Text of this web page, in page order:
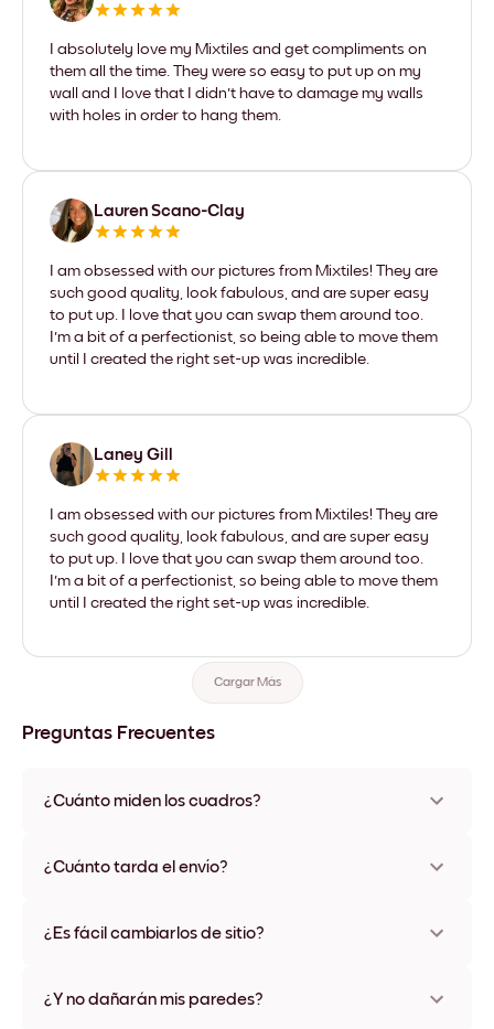
I absolutely love my Mixtiles and get compliments on
them all the time. They were so easy to put up on my
wall and I love that I didn't have to damage my walls
with holes in order to hang them.
Lauren Scano-Clay
I am obsessed with our pictures from Mixtiles! They are
such good quality, look fabulous, and are super easy
to put up. I love that you can swap them around too.
I'm a bit of a perfectionist, so being able to move them
until I created the right set-up was incredible.
Laney Gill
I am obsessed with our pictures from Mixtiles! They are
such good quality, look fabulous, and are super easy
to put up. I love that you can swap them around too.
I'm a bit of a perfectionist, so being able to move them
until I created the right set-up was incredible.
Cargar Más
Preguntas Frecuentes
¿Cuánto miden los cuadros?
varios materiales y colores de marco, incluidas opciones sin
¿Cuánto tarda el envío?
disponibles en algunos países. Te enviaremos un número de
¿Es fácil cambiarlos de sitio?
ningún daño
¿Y no dañarán mis paredes?